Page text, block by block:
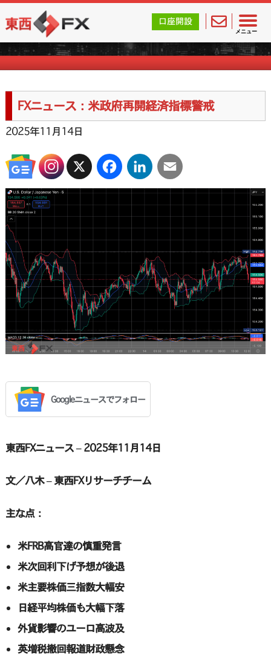
メニュー
東西FX｜海外FX会社（ブローカー）の無料口座開設サポ
口座開設
FXニュース一覧
FXニュース：米政府再開経済指標警戒
2025年11月14日
X FacebookLinkedInEmail
Googleニュースでフォロー
東西FXニュース – 2025年11月14日
文／八木 – 東西FXリサーチチーム
主な点：
米FRB高官達の慎重発言
米次回利下げ予想が後退
米主要株価三指数大幅安
日経平均株価も大幅下落
外貨影響のユーロ高波及
英増税撤回報道財政懸念